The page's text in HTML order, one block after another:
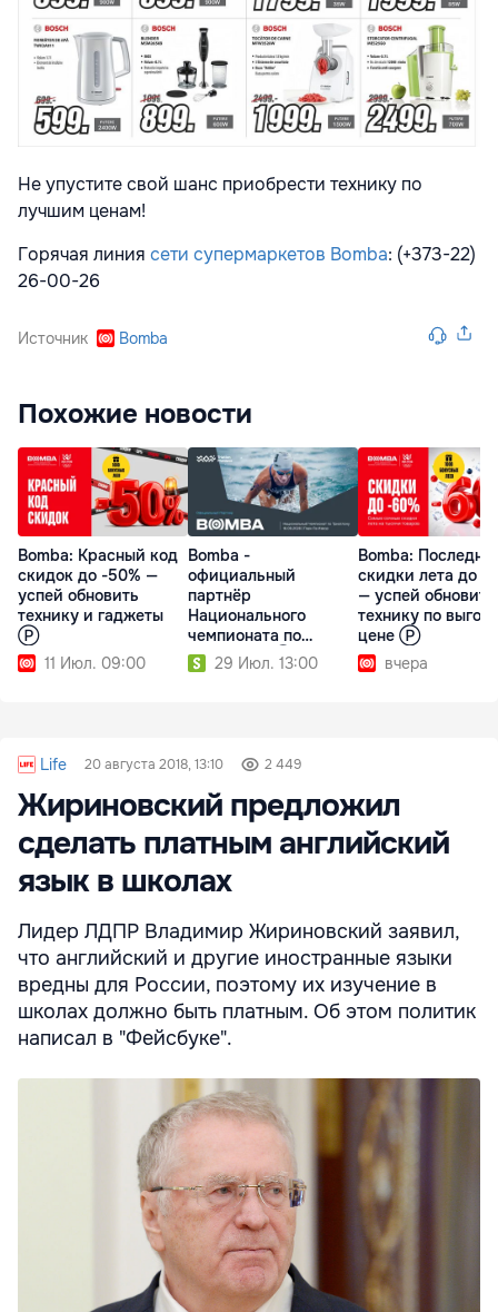
Не упустите свой шанс приобрести технику по
лучшим ценам!
Горячая линия сети супермаркетов Bomba: (+373-22)
26-00-26
Источник Bomba
Похожие новости
Bomba: Красный код
скидок до -50% —
успей обновить
технику и гаджеты
Ⓟ
11 Июл. 09:00
Bomba -
официальный
партнёр
Национального
чемпионата по
Триатлону Ⓟ
29 Июл. 13:00
Bomba:
скидки лета до
— успей обновить
технику по
цене Ⓟ
вчера
Life 20 августа 2018, 13:10 2 449
Жириновский предложил
сделать платным английский
язык в школах
Лидер ЛДПР Владимир Жириновский заявил,
что английский и другие иностранные языки
вредны для России, поэтому их изучение в
школах должно быть платным. Об этом политик
написал в "Фейсбуке".